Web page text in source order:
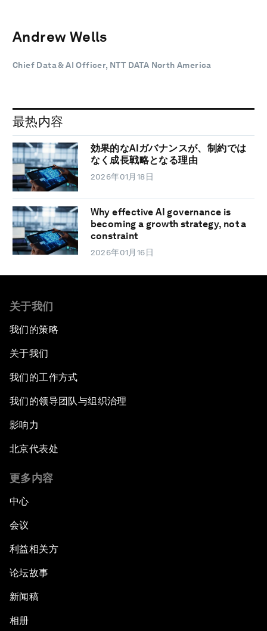
Andrew Wells
Chief Data & AI Officer, NTT DATA North America
最热内容
効果的なAIガバナンスが、制約では
なく成長戦略となる理由
2026年01月18日
Why effective AI governance is
becoming a growth strategy, not a
constraint
2026年01月16日
关于我们
我们的策略
关于我们
我们的工作方式
我们的领导团队与组织治理
影响力
北京代表处
更多内容
中心
会议
利益相关方
论坛故事
新闻稿
相册